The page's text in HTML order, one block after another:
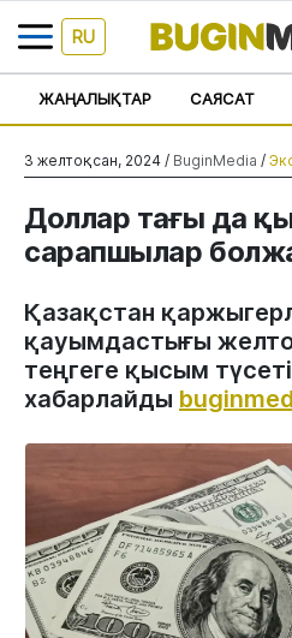
RU
ЖАҢАЛЫҚТАР САЯСАТ
3 желтоқсан, 2024 / BuginMedia /
Доллар тағы да
сарапшылар
Қазақстан
қауымдастығы
теңгеге қысым
хабарлайды